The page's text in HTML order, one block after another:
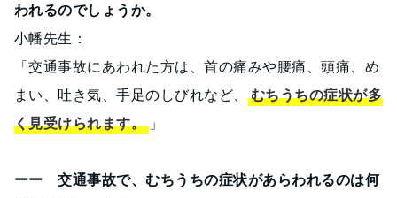
われるのでしょうか。
小幡先生：
「交通事故にあわれた方は、首の痛みや腰痛、頭痛、め
まい、吐き気、手足のしびれなど、
むちうちの症状が多
く見受けられます。」
ーー 交通事故で、むちうちの症状があらわれるのは何